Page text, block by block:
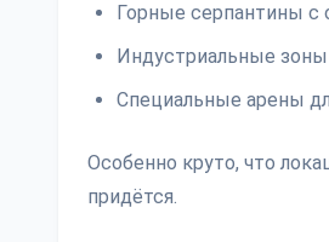
Горные серпантины
Индустриальные
Специальные арены
Особенно круто, что
придётся.